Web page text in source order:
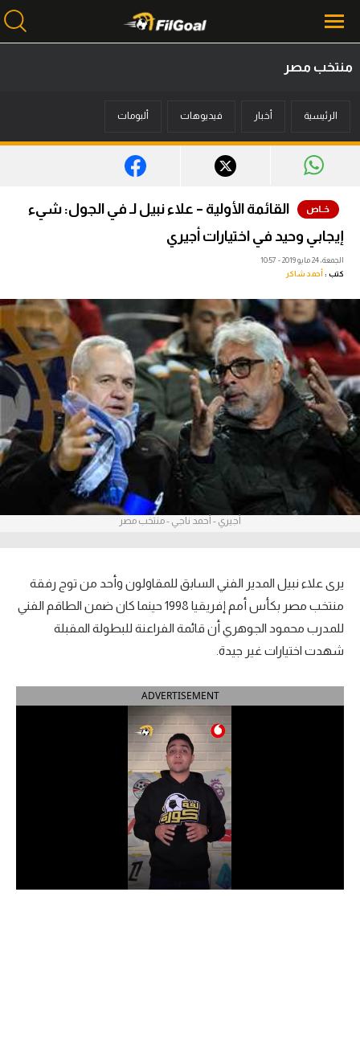
أخبار
ميركاتو
فانتازي في الجول
فيديوهات
عدسات
آراء حرة
ركن الألعاب
أمريكا 2026
الدوري الإسباني
الدوري السعودي للمحترفين
دوري أبطال إفريقيا
منتخب مصر
الرئيسية أخبار فيديوهات ألبومات
القائمة الأولية – علاء نبيل لـ في الجول: شيء
إيجابي وحيد في اختيارات أجيري
الجمعة، 24 مايو 2019 - 10:57
كتب : أحمد شاكر
أجيري - أحمد ناجي - منتخب مصر
يرى علاء نبيل المدير الفني السابق للمقاولون وأحد من توج رفقة
منتخب مصر بكأس أمم إفريقيا 1998 حينما كان ضمن الطاقم الفني
للمدرب محمود الجوهري أن قائمة الفراعنة للبطولة المقبلة
شهدت اختيارات غير جيدة.
ADVERTISEMENT